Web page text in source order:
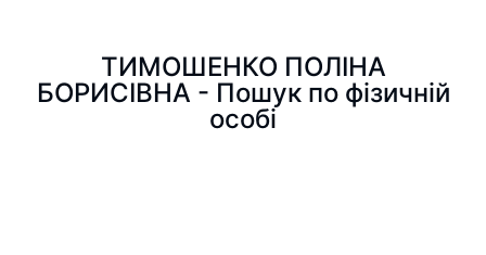
ТИМОШЕНКО ПОЛІНА
БОРИСІВНА - Пошук по фізичній
особі